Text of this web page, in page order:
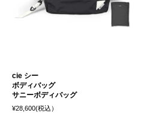
cie シー
ボディバッグ
サニーボディバッグ
¥28,600(税込）